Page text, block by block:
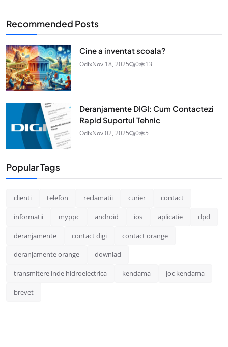
Recommended Posts
Cine a inventat scoala?
OdixNov 18, 2025 0 13
Deranjamente DIGI: Cum Contactezi
Rapid Suportul Tehnic
OdixNov 02, 2025 0 5
Popular Tags
clienti telefon reclamatii curier contact
informatii myppc android ios aplicatie dpd
deranjamente contact digi contact orange
deranjamente orange downlad
transmitere inde hidroelectrica kendama joc kendama
brevet